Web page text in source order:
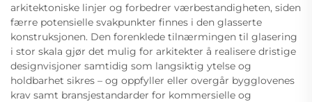
arkitektoniske linjer og forbedrer værbestandigheten, siden
færre potensielle svakpunkter finnes i den glasserte
konstruksjonen. Den forenklede tilnærmingen til glasering
i stor skala gjør det mulig for arkitekter å realisere dristige
designvisjoner samtidig som langsiktig ytelse og
holdbarhet sikres – og oppfyller eller overgår bygglovenes
krav samt bransjestandarder for kommersielle og